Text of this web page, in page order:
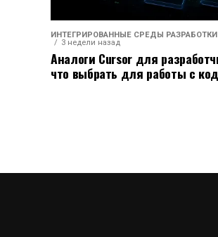
ИНТЕГРИРОВАННЫЕ СРЕДЫ РАЗРАБОТКИ
3 недели назад
Аналоги Cursor для
что выбрать для работы с